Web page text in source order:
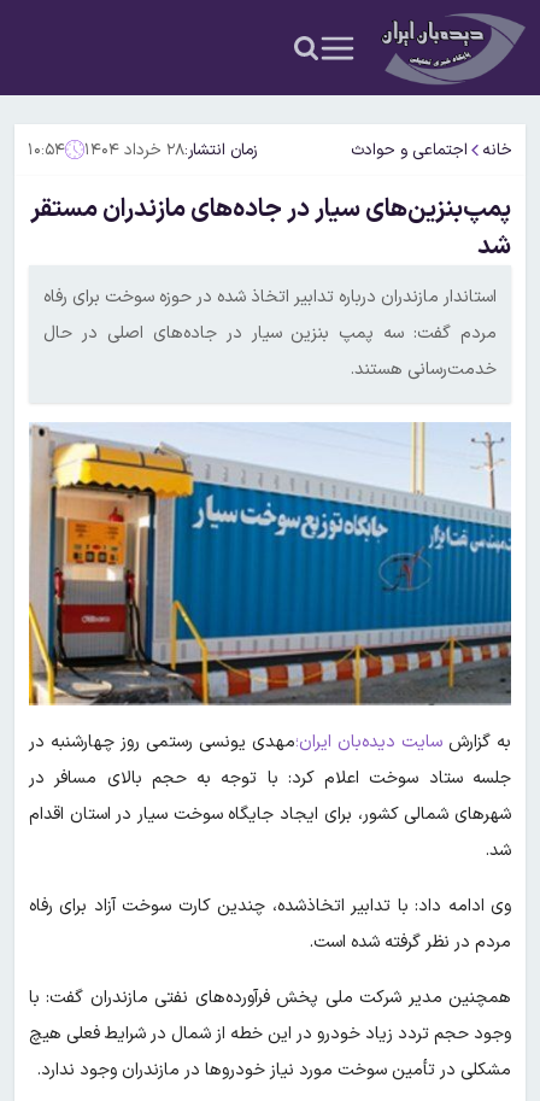
خانه اجتماعی و حوادث زمان انتشار:۲۸ خرداد ۱۴۰۴ ۱۰:۵۴
پمپ‌بنزین‌های سیار در جاده‌های مازندران مستقر
شد
استاندار مازندران درباره تدابیر اتخاذ شده در حوزه سوخت برای رفاه
مردم گفت: سه پمپ بنزین سیار در جاده‌های اصلی در حال
خدمت‌رسانی هستند.
به گزارش سایت دیده‌بان ایران؛مهدی یونسی رستمی روز چهارشنبه در
جلسه ستاد سوخت اعلام کرد: با توجه به حجم بالای مسافر در
شهرهای شمالی کشور، برای ایجاد جایگاه سوخت سیار در استان اقدام
شد.
وی ادامه داد: با تدابیر اتخاذشده، چندین کارت سوخت آزاد برای رفاه
مردم در نظر گرفته شده است.
همچنین مدیر شرکت ملی پخش فرآورده‌های نفتی مازندران گفت: با
وجود حجم تردد زیاد خودرو در این خطه از شمال در شرایط فعلی هیچ
مشکلی در تأمین سوخت مورد نیاز خودروها در مازندران وجود ندارد.